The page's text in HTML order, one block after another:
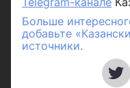
Больше
добавьте
источники.